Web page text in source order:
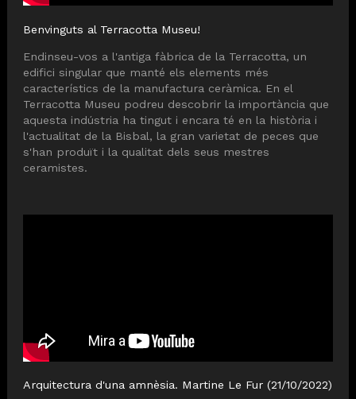
Benvinguts al Terracotta Museu!
Endinseu-vos a l'antiga fàbrica de la Terracotta, un
edifici singular que manté els elements més
característics de la manufactura ceràmica. En el
Terracotta Museu podreu descobrir la importància que
aquesta indústria ha tingut i encara té en la història i
l'actualitat de la Bisbal, la gran varietat de peces que
s'han produït i la qualitat dels seus mestres
ceramistes.
Arquitectura d'una amnèsia. Martine Le Fur (21/10/2022)